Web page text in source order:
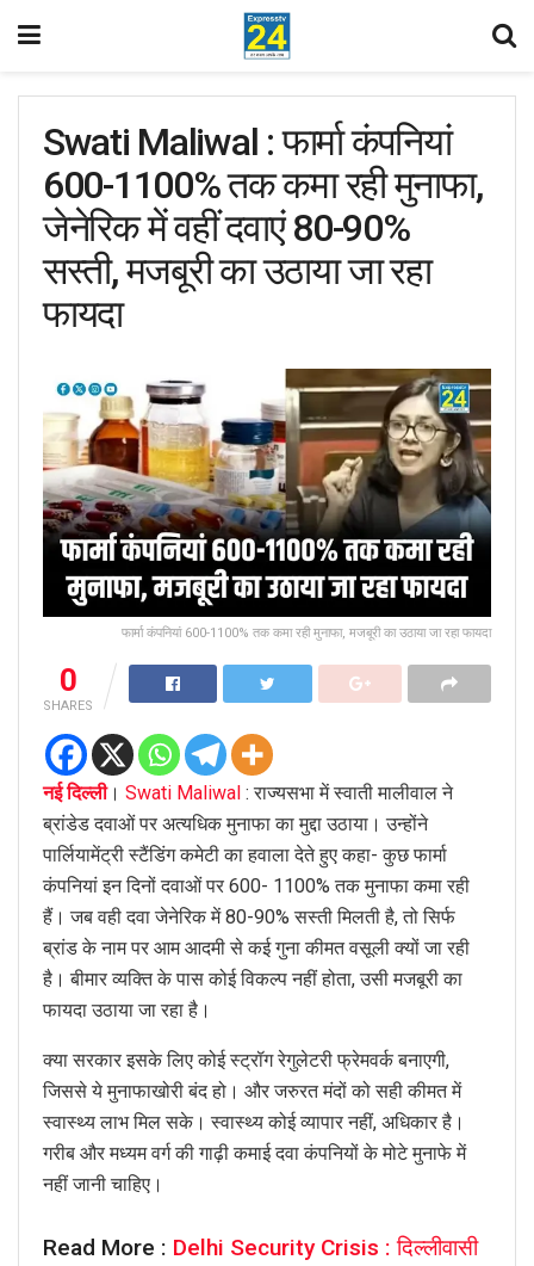
Swati Maliwal : फार्मा कंपनियां
600-1100% तक कमा रही मुनाफा,
जेनेरिक में वहीं दवाएं 80-90%
सस्ती, मजबूरी का उठाया जा रहा
फायदा
फार्मा कंपनियां 600-1100% तक कमा रही मुनाफा, मजबूरी का उठाया जा रहा फायदा
0
SHARES
नई दिल्ली। Swati Maliwal : राज्यसभा में स्वाती मालीवाल ने
ब्रांडेड दवाओं पर अत्यधिक मुनाफा का मुद्दा उठाया। उन्होंने
पार्लियामेंट्री स्टैंडिंग कमेटी का हवाला देते हुए कहा- कुछ फार्मा
कंपनियां इन दिनों दवाओं पर 600- 1100% तक मुनाफा कमा रही
हैं। जब वही दवा जेनेरिक में 80-90% सस्ती मिलती है, तो सिर्फ
ब्रांड के नाम पर आम आदमी से कई गुना कीमत वसूली क्यों जा रही
है। बीमार व्यक्ति के पास कोई विकल्प नहीं होता, उसी मजबूरी का
फायदा उठाया जा रहा है।
क्या सरकार इसके लिए कोई स्ट्रॉग रेगुलेटरी फ्रेमवर्क बनाएगी,
जिससे ये मुनाफाखोरी बंद हो। और जरुरत मंदों को सही कीमत में
स्वास्थ्य लाभ मिल सके। स्वास्थ्य कोई व्यापार नहीं, अधिकार है।
गरीब और मध्यम वर्ग की गाढ़ी कमाई दवा कंपनियों के मोटे मुनाफे में
नहीं जानी चाहिए।
Read More : Delhi Security Crisis : दिल्लीवासी